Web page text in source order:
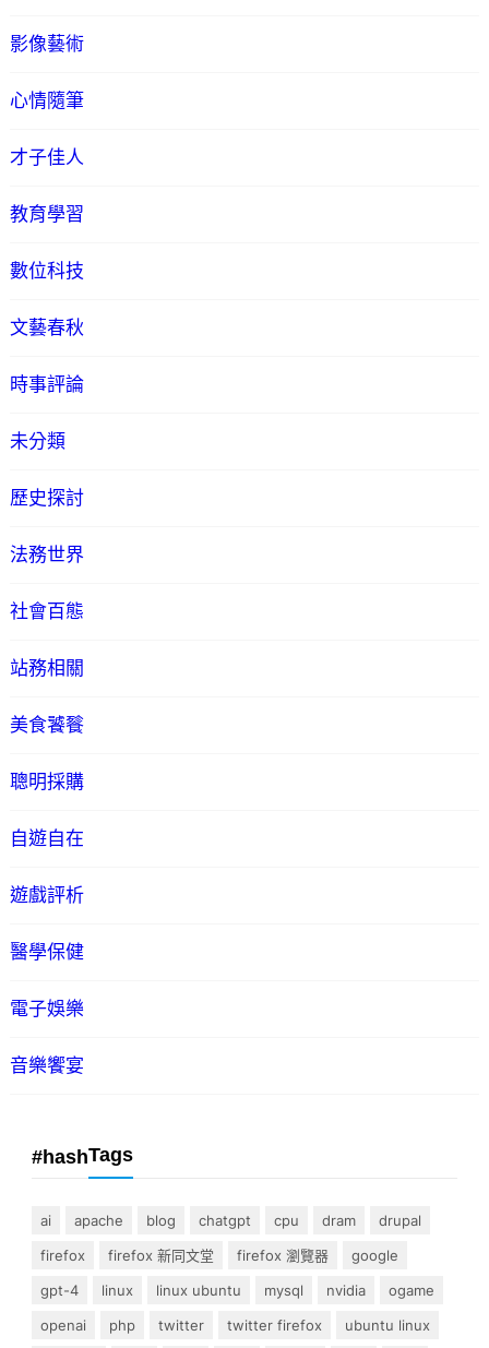
影像藝術
心情隨筆
才子佳人
教育學習
數位科技
文藝春秋
時事評論
未分類
歷史探討
法務世界
社會百態
站務相關
美食饕餮
聰明採購
自遊自在
遊戲評析
醫學保健
電子娛樂
音樂饗宴
#hashTags
ai apache blog chatgpt cpu dram
drupal
firefox
firefox 新同文堂 firefox 瀏覽器
google
gpt-4
linux linux ubuntu mysql nvidia
ogame
openai
php twitter twitter firefox
ubuntu linux